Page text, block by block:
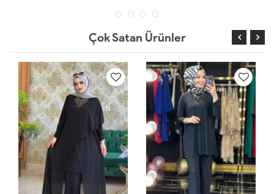
Çok Satan Ürünler